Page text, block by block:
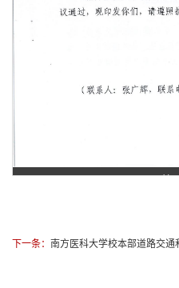
第
下一条： 南方医科大学校本部道路交通